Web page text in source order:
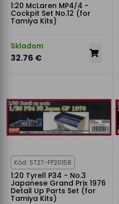
1:20 McLaren MP4/4 -
Cockpit Set No.12 (for
Tamiya Kits)
Skladom
32.76 €
Kód: ST27-FP20158
1:20 Tyrell P34 - No.3
Japanese Grand Prix 1976
Detail Up Parts Set (for
Tamiya Kits)